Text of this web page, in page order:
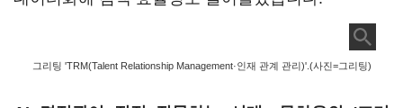
그리팅 'TRM(Talent Relationship Management·인재 관계 관리)'.(사진=그리팅)